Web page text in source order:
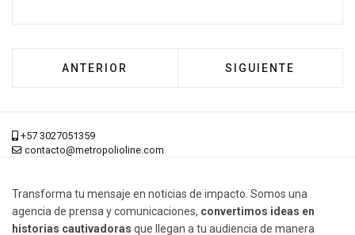
ARTÍCULO ANTERIOR: ENGATIVÁ,
ANTERIOR ARTÍCULO
SIGUIENTE
+57 3027051359
contacto@metropolioline.com
Transforma tu mensaje en noticias de impacto. Somos una
agencia de prensa y comunicaciones, convertimos ideas en
historias cautivadoras que llegan a tu audiencia de manera